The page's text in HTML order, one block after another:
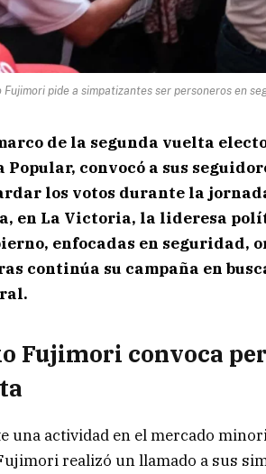
Fujimori pide a simpatizantes ser personeros en
de la segunda vuelta
Popular, convocó a sus
los votos durante la
en La Victoria, la lideresa
enfocadas en seguridad,
continúa su campaña en
Fujimori convoca
una actividad en el mercado
realizó un llamado a sus